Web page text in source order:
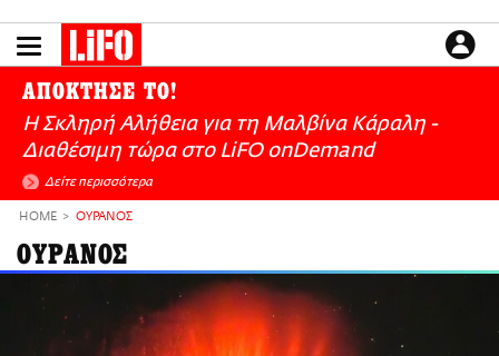
το
LIFO SHOP
ΕΙΔΗΣΕΙΣ
CULTURE
ΑΠΟΨΕΙΣ
ΤΡΟΠΟΣ ΖΩΗΣ
PODCASTS
Plus
ΑΠΟΚΤΗΣΕ ΤΟ!
Η Σκληρή Αλήθεια για τη Μαλβίνα Κάραλη -
Διαθέσιμη τώρα στo LiFO onDemand
Δείτε περισσότερα
HOME ΟΥΡΑΝΟΣ
ΟΥΡΑΝΟΣ